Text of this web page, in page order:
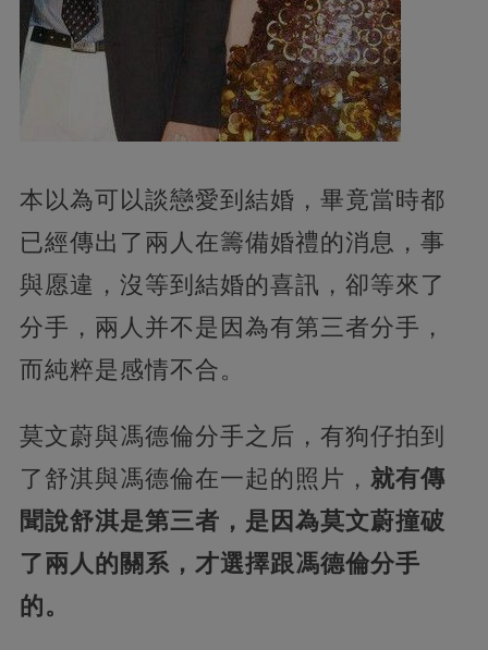
本以為可以談戀愛到結婚，畢竟當時都
已經傳出了兩人在籌備婚禮的消息，事
與愿違，沒等到結婚的喜訊，卻等來了
分手，兩人并不是因為有第三者分手，
而純粹是感情不合。
莫文蔚與馮德倫分手之后，有狗仔拍到
了舒淇與馮德倫在一起的照片， 就有傳
聞說舒淇是第三者，是因為莫文蔚撞破
了兩人的關系，才選擇跟馮德倫分手
的。